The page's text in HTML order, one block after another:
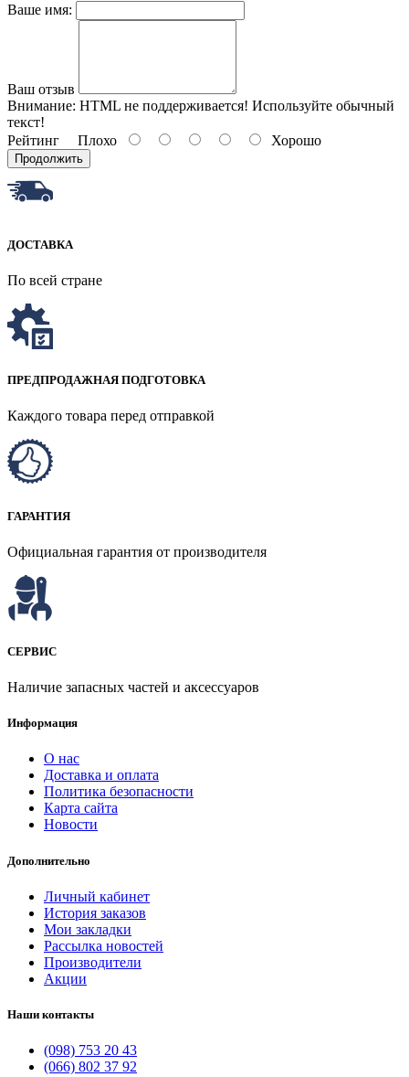
Ваше имя:
Ваш отзыв
Внимание: HTML не поддерживается! Используйте обычный
текст!
Рейтинг Плохо Хорошо
Продолжить
ДОСТАВКА
По всей стране
ПРЕДПРОДАЖНАЯ ПОДГОТОВКА
Каждого товара перед отправкой
ГАРАНТИЯ
Официальная гарантия от производителя
СЕРВИС
Наличие запасных частей и аксессуаров
Информация
О нас
Доставка и оплата
Политика безопасности
Карта сайта
Новости
Дополнительно
Личный кабинет
История заказов
Мои закладки
Рассылка новостей
Производители
Акции
Наши контакты
(098) 753 20 43
(066) 802 37 92